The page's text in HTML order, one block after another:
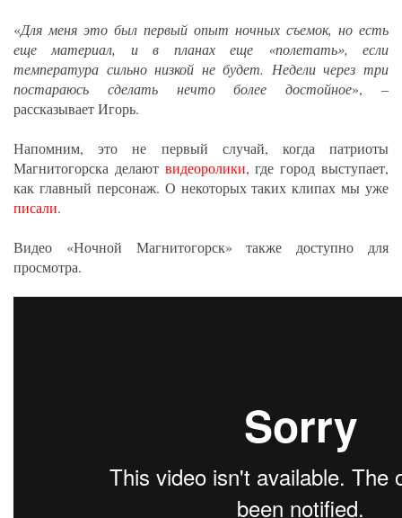
«Для меня это был первый опыт ночных съемок, но есть
еще материал, и в планах еще «полетать», если
температура сильно низкой не будет. Недели через три
постараюсь сделать нечто более достойное», –
рассказывает Игорь.
Напомним, это не первый случай, когда патриоты
Магнитогорска делают видеоролики, где город выступает,
как главный персонаж. О некоторых таких клипах мы уже
писали.
Видео «Ночной Магнитогорск» также доступно для
просмотра.